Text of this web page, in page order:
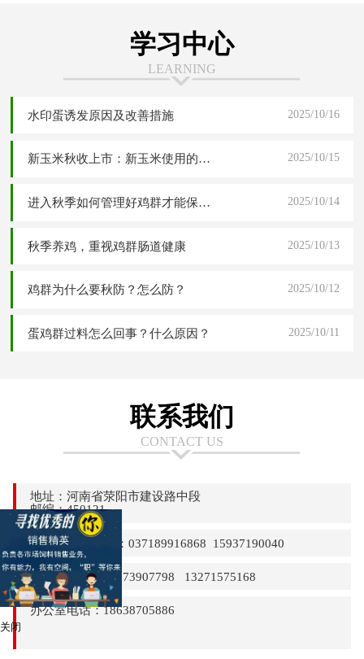
学习中心
LEARNING
水印蛋诱发原因及改善措施 2025/10/16
新玉米秋收上市：新玉米使用的四大危害分析与五大解决应对方案 2025/10/15
进入秋季如何管理好鸡群才能保障高产稳产 2025/10/14
秋季养鸡，重视鸡群肠道健康 2025/10/13
鸡群为什么要秋防？怎么防？ 2025/10/12
蛋鸡群过料怎么回事？什么原因？ 2025/10/11
联系我们
CONTACT US
地址：河南省荥阳市建设路中段
邮编：450121
24小时热线电话：037189916868 15937190040
销售部电话：13373907798 13271575168
办公室电话：18638705886
关闭